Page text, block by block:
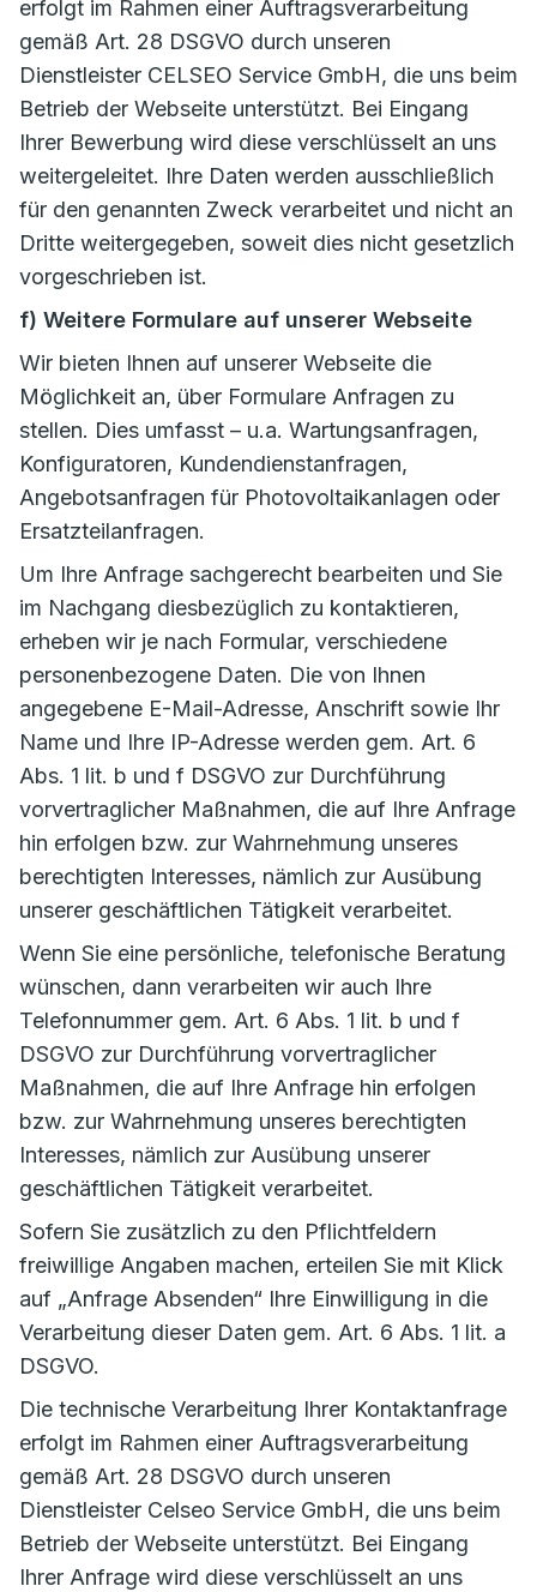
erfolgt im Rahmen einer Auftragsverarbeitung
gemäß Art. 28 DSGVO durch unseren
Dienstleister CELSEO Service GmbH, die uns beim
Betrieb der Webseite unterstützt. Bei Eingang
Ihrer Bewerbung wird diese verschlüsselt an uns
weitergeleitet. Ihre Daten werden ausschließlich
für den genannten Zweck verarbeitet und nicht an
Dritte weitergegeben, soweit dies nicht gesetzlich
vorgeschrieben ist.
f) Weitere Formulare auf unserer Webseite
Wir bieten Ihnen auf unserer Webseite die
Möglichkeit an, über Formulare Anfragen zu
stellen. Dies umfasst – u.a. Wartungsanfragen,
Konfiguratoren, Kundendienstanfragen,
Angebotsanfragen für Photovoltaikanlagen oder
Ersatzteilanfragen.
Um Ihre Anfrage sachgerecht bearbeiten und Sie
im Nachgang diesbezüglich zu kontaktieren,
erheben wir je nach Formular, verschiedene
personenbezogene Daten. Die von Ihnen
angegebene E-Mail-Adresse, Anschrift sowie Ihr
Name und Ihre IP-Adresse werden gem. Art. 6
Abs. 1 lit. b und f DSGVO zur Durchführung
vorvertraglicher Maßnahmen, die auf Ihre Anfrage
hin erfolgen bzw. zur Wahrnehmung unseres
berechtigten Interesses, nämlich zur Ausübung
unserer geschäftlichen Tätigkeit verarbeitet.
Wenn Sie eine persönliche, telefonische Beratung
wünschen, dann verarbeiten wir auch Ihre
Telefonnummer gem. Art. 6 Abs. 1 lit. b und f
DSGVO zur Durchführung vorvertraglicher
Maßnahmen, die auf Ihre Anfrage hin erfolgen
bzw. zur Wahrnehmung unseres berechtigten
Interesses, nämlich zur Ausübung unserer
geschäftlichen Tätigkeit verarbeitet.
Sofern Sie zusätzlich zu den Pflichtfeldern
freiwillige Angaben machen, erteilen Sie mit Klick
auf „Anfrage Absenden“ Ihre Einwilligung in die
Verarbeitung dieser Daten gem. Art. 6 Abs. 1 lit. a
DSGVO.
Die technische Verarbeitung Ihrer Kontaktanfrage
erfolgt im Rahmen einer Auftragsverarbeitung
gemäß Art. 28 DSGVO durch unseren
Dienstleister Celseo Service GmbH, die uns beim
Betrieb der Webseite unterstützt. Bei Eingang
Ihrer Anfrage wird diese verschlüsselt an uns